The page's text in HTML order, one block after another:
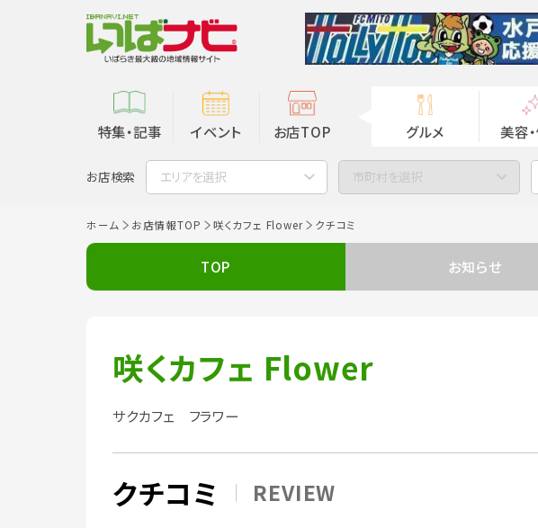
特集・記事 イベント お店TOP グルメ 美容
お店検索 エリアを選択 市町村を選択
ホーム お店情報TOP 咲くカフェ Flower クチコミ
TOP お知らせ
咲くカフェ Flower
サクカフェ フラワー
クチコミ REVIEW